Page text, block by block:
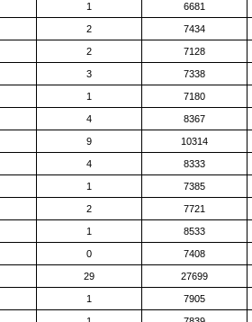
1 6681
2 7434
2 7128
3 7338
1 7180
4 8367
9 10314
4 8333
1 7385
2 7721
1 8533
0 7408
29 27699
1 7905